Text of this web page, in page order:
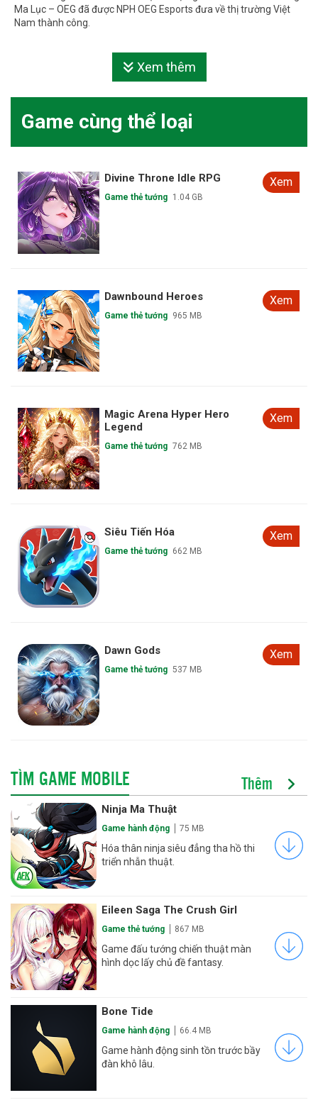
Ma Lục – OEG đã được NPH OEG Esports đưa về thị trường Việt
Nam thành công.
Xem thêm
Game cùng thể loại
Heart of Valor
Game thẻ tướng 1.10 GB
Xem
Goddess Academy
Game thẻ tướng 1.77 GB
Xem
Magic Pact Classic Fantasy
Game thẻ tướng
Xem
Ninja Blade Jutsu
Game thẻ tướng 1.29 GB
Xem
Huyền Thoại Hương Cảng
Game thẻ tướng 625.5 MB
Xem
TÌM GAME MOBILE Thêm
Ninja Ma Thuật
Game hành động 75 MB
Hóa thân ninja siêu đẳng tha hồ thi
triển nhẫn thuật.
Eileen Saga The Crush Girl
Game thẻ tướng 867 MB
Game đấu tướng chiến thuật màn
hình dọc lấy chủ đề fantasy.
Bone Tide
Game hành động 66.4 MB
Game hành động sinh tồn trước bầy
đàn khô lâu.